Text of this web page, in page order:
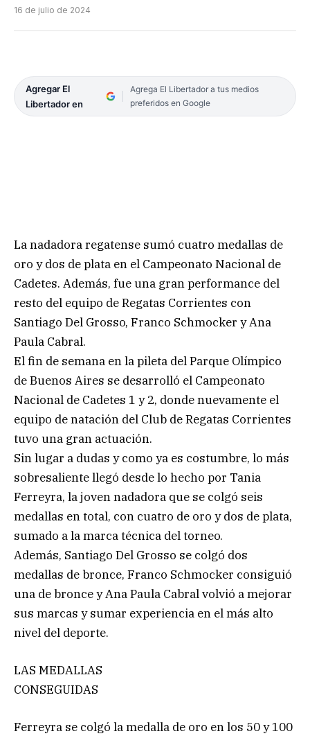
16 de julio de 2024
Agregar El
Libertador en
Agrega El Libertador a tus medios
preferidos en Google
La nadadora regatense sumó cuatro medallas de
oro y dos de plata en el Campeonato Nacional de
Cadetes. Además, fue una gran performance del
resto del equipo de Regatas Corrientes con
Santiago Del Grosso, Franco Schmocker y Ana
Paula Cabral.
El fin de semana en la pileta del Parque Olímpico
de Buenos Aires se desarrolló el Campeonato
Nacional de Cadetes 1 y 2, donde nuevamente el
equipo de natación del Club de Regatas Corrientes
tuvo una gran actuación.
Sin lugar a dudas y como ya es costumbre, lo más
sobresaliente llegó desde lo hecho por Tania
Ferreyra, la joven nadadora que se colgó seis
medallas en total, con cuatro de oro y dos de plata,
sumado a la marca técnica del torneo.
Además, Santiago Del Grosso se colgó dos
medallas de bronce, Franco Schmocker consiguió
una de bronce y Ana Paula Cabral volvió a mejorar
sus marcas y sumar experiencia en el más alto
nivel del deporte.
LAS MEDALLAS
CONSEGUIDAS
Ferreyra se colgó la medalla de oro en los 50 y 100